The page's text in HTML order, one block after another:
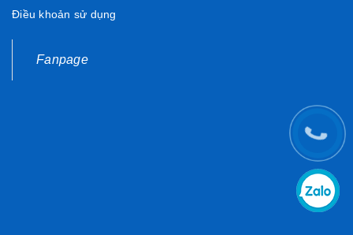
Điều khoản sử dụng
Fanpage